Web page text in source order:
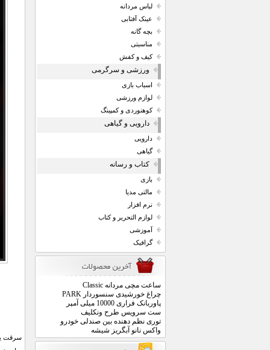
لباس مردانه
عینک آفتابی
بچه گانه
مناسبتی
کیف و کفش
ورزشی و سرگرمی
اسباب بازی
لوازم ورزشی
کوهنوردی و کمپینگ
دارویی و گیاهی
دارویی
گیاهی
کتاب و رسانه
بازی
مالتی مدیا
نرم افزار
لوازم التحریر و کتاب
آموزشی
گرافیک
ساعت مچی مردانه Classic
چراغ خورشیدی سنسوردار PARK
پاوربانک فراری 10000 میلی آمپر
ست سرویس طرح ونکلیف
توری نظم دهنده بین صندلی خودرو
واکس نانو آبگریز شیشه